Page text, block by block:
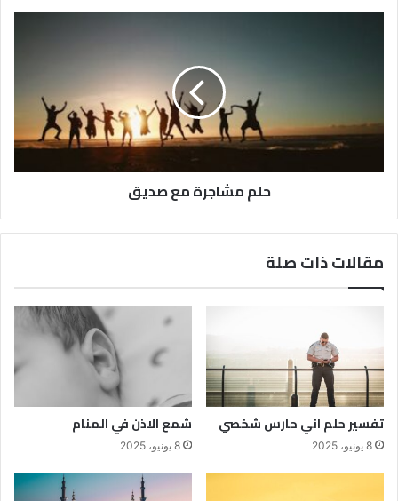
حلم مشاجرة مع صديق
مقالات ذات صلة
تفسير حلم اني حارس شخصي
8 يونيو، 2025
شمع الاذن في المنام
8 يونيو، 2025